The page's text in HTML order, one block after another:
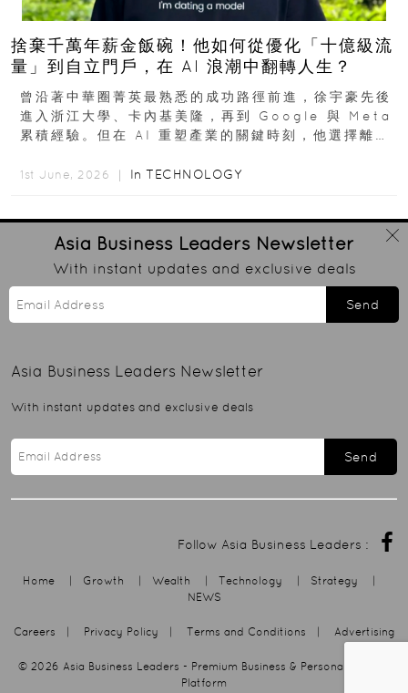
捨棄千萬年薪金飯碗！他如何從優化「十億級流
量」到自立門戶，在 AI 浪潮中翻轉人生？
曾沿著中華圈菁英最熟悉的成功路徑前進，徐宇豪先後
進入浙江大學、卡內基美隆，再到 Google 與 Meta
累積經驗。但在 AI 重塑產業的關鍵時刻，他選擇離開
1st June, 2026 ｜ In TECHNOLOGY
Asia Business Leaders Newsletter
With instant updates and exclusive deals
Send
Asia Business Leaders Newsletter
With instant updates and exclusive deals
Send
Follow Asia Business Leaders :
Home | Growth | Wealth | Technology | Strategy
|
NEWS
Careers | Privacy Policy | Terms and Conditions | Advertising
© 2026 Asia Business Leaders - Premium Business & Personal Growth
Platform